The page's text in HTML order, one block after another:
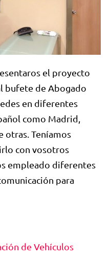
el proyecto
bufete de Abogado
en diferentes
como Madrid,
otras. Teníamos
con vosotros
empleado diferentes
para
de Vehículos